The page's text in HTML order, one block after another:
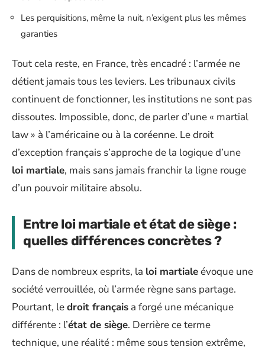
Les perquisitions, même la nuit, n’exigent plus les mêmes
garanties
Tout cela reste, en France, très encadré : l’armée ne
détient jamais tous les leviers. Les tribunaux civils
continuent de fonctionner, les institutions ne sont pas
dissoutes. Impossible, donc, de parler d’une « martial
law » à l’américaine ou à la coréenne. Le droit
d’exception français s’approche de la logique d’une
loi martiale, mais sans jamais franchir la ligne rouge
d’un pouvoir militaire absolu.
Entre loi martiale et état de siège :
quelles différences concrètes ?
Dans de nombreux esprits, la loi martialeévoque une
société verrouillée, où l’armée règne sans partage.
Pourtant, ledroit français a forgé une mécanique
différente : l’état de siège. Derrière ce terme
technique, une réalité : même sous tension extrême,